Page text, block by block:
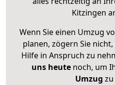
Kitzingen
Wenn Sie einen Umzug
planen, zögern Sie
Hilfe in Anspruch zu
uns heutenoch, um
Umzug